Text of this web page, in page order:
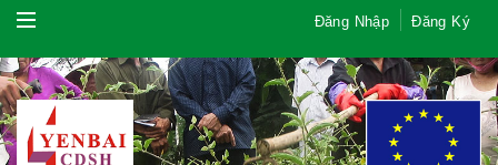
Đăng Nhập Đăng Ký